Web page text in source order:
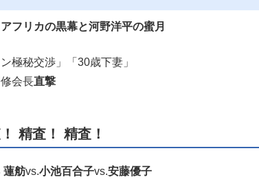
フリカの黒幕と河野洋平の蜜月
極秘交渉」「30歳下妻」
会長直撃
精査！ 精査！
蓮舫vs.小池百合子vs.安藤優子